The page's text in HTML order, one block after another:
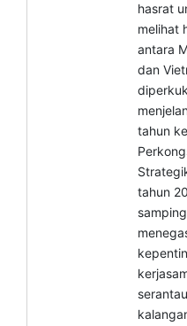
hasrat
melihat
antara
dan
tahun
tahun
samping